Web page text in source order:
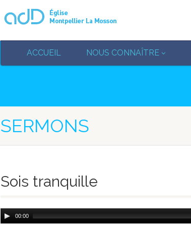
ACCUEIL NOUS CONNAÎTRE
SERMONS
Sois tranquille
Audio
Player
00:00